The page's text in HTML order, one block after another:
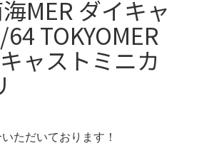
MER ダイキャ
TOKYOMER
ャストミニカ
ただいております！